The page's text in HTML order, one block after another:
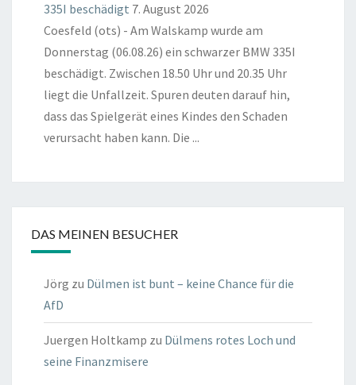
335I beschädigt 7. August 2026
Coesfeld (ots) - Am Walskamp wurde am
Donnerstag (06.08.26) ein schwarzer BMW 335I
beschädigt. Zwischen 18.50 Uhr und 20.35 Uhr
liegt die Unfallzeit. Spuren deuten darauf hin,
dass das Spielgerät eines Kindes den Schaden
verursacht haben kann. Die ...
DAS MEINEN BESUCHER
Jörg zu Dülmen ist bunt – keine Chance für die
AfD
Juergen Holtkamp zu Dülmens rotes Loch und
seine Finanzmisere